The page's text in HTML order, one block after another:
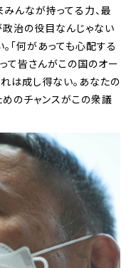
みんなが持ってる力、最
治の役目なんじゃない
「何があっても心配する
て皆さんがこの国のオー
は成し得ない。あなたの
のチャンスがこの衆議